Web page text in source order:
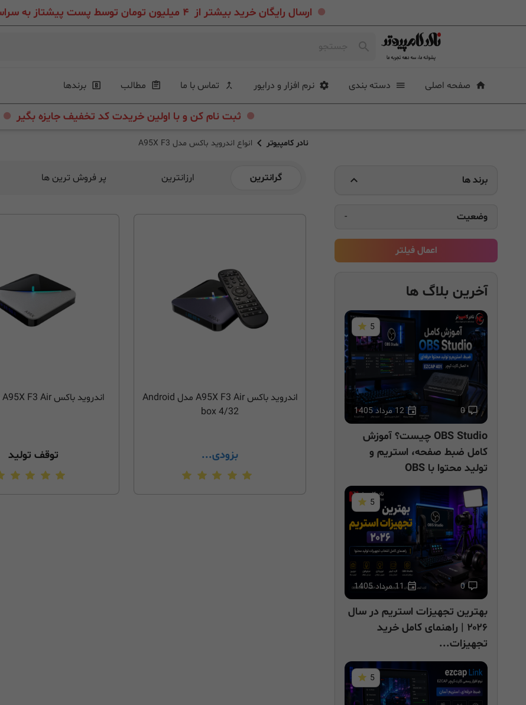
ارسال رایگان خرید بیشتر از ۴ میلیون تومان توسط پست پیشتاز به سراسر ایران عزیز
صفحه اصلی دسته بندی نرم افزار و درایور تماس با ما مطالب برندها . ثبت نام کن و با اولین خریدت کد تخفیف جایزه بگیر .
نادر کامپیوتر انواع اندروید باکس مدل A95X F3
برند ها
وضعیت -
اعمال فیلتر
آخرین بلاگ ها
12 مرداد 1405
5
0
OBS Studio چیست؟ آموزش
کامل ضبط صفحه، استریم و
تولید محتوا با OBS
11 مرداد 1405
5
0
بهترین تجهیزات استریم در سال
۲۰۲۶ | راهنمای کامل خرید
تجهیزات...
5
گرانترین ارزانترین پر فروش ترین ها
اندروید باکس A95X F3 Air مدل Android
box 4/32
بزودی...
اندروید باکس A95X F3 Air مدل 4/64
توقف تولید